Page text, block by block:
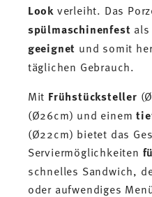
Look verleiht. Das
spülmaschinenfest
geeignet und somit
täglichen Gebrauch.
Mit Frühstücksteller
(Ø26cm) und einem
(Ø22cm) bietet das
Serviermöglichkeiten
schnelles Sandwich,
oder aufwendiges